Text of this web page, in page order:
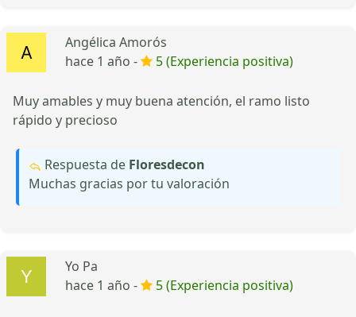
Angélica Amorós
hace 1 año -
5 (Experiencia positiva)
Muy amables y muy buena atención, el ramo listo
rápido y precioso
Respuesta de Floresdecon
Muchas gracias por tu valoración
Yo Pa
hace 1 año -
5 (Experiencia positiva)